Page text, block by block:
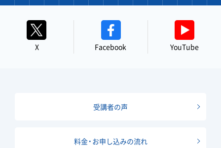
X Facebook YouTube
受講者の声
料金・お申し込みの流れ